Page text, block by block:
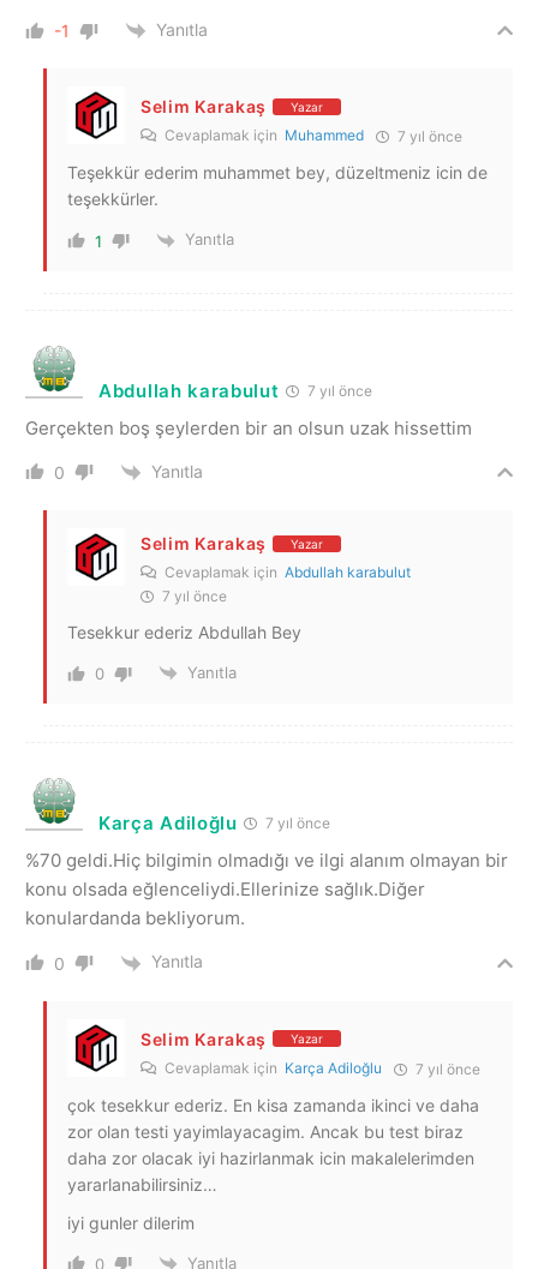
-1 Yanıtla
Selim Karakaş Yazar
Cevaplamak için Muhammed 7 yıl önce
Teşekkür ederim muhammet bey, düzeltmeniz icin de
teşekkürler.
1 Yanıtla
Abdullah karabulut 7 yıl önce
Gerçekten boş şeylerden bir an olsun uzak hissettim
0 Yanıtla
Selim Karakaş Yazar
Cevaplamak için Abdullah karabulut
7 yıl önce
Tesekkur ederiz Abdullah Bey
0 Yanıtla
Karça Adiloğlu 7 yıl önce
%70 geldi.Hiç bilgimin olmadığı ve ilgi alanım olmayan bir
konu olsada eğlenceliydi.Ellerinize sağlık.Diğer
konulardanda bekliyorum.
0 Yanıtla
Selim Karakaş Yazar
Cevaplamak için Karça Adiloğlu 7 yıl önce
çok tesekkur ederiz. En kisa zamanda ikinci ve daha
zor olan testi yayimlayacagim. Ancak bu test biraz
daha zor olacak iyi hazirlanmak icin makalelerimden
yararlanabilirsiniz…
iyi gunler dilerim
0 Yanıtla